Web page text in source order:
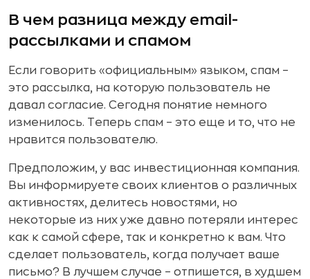
В чем разница между email-
рассылками и спамом
Если говорить «официальным» языком, спам –
это рассылка, на которую пользователь не
давал согласие. Сегодня понятие немного
изменилось. Теперь спам – это еще и то, что не
нравится пользователю.
Предположим, у вас инвестиционная компания.
Вы информируете своих клиентов о различных
активностях, делитесь новостями, но
некоторые из них уже давно потеряли интерес
как к самой сфере, так и конкретно к вам. Что
сделает пользователь, когда получает ваше
письмо? В лучшем случае – отпишется, в худшем